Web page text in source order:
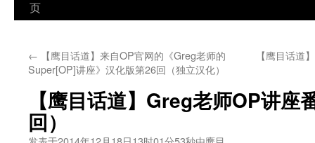
至
文
页
← 【鹰目话道】来自OP官网的《Greg老师的
Super[OP]讲座》汉化版第26回（独立汉化）
【鹰目话道
【鹰目话道】Greg老师OP讲座
回）